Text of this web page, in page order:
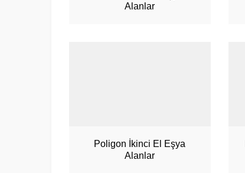
Alanlar
Poligon İkinci El Eşya
Alanlar